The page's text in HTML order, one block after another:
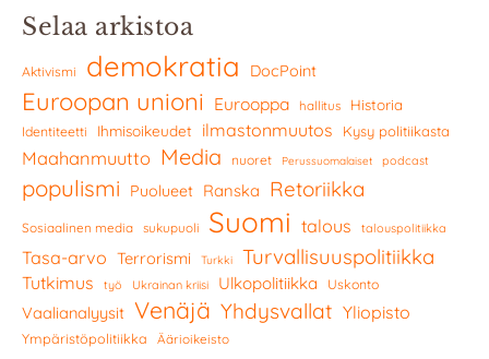
Selaa arkistoa
Aktivismi demokratia DocPoint
Euroopan unioni Eurooppa hallitus Historia
Identiteetti Ihmisoikeudet ilmastonmuutos Kysy politiikasta
Maahanmuutto Media nuoret Perussuomalaiset podcast
populismi Puolueet Ranska Retoriikka
Sosiaalinen media sukupuoli Suomi talous talouspolitiikka
Tasa-arvo Terrorismi Turkki Turvallisuuspolitiikka
Tutkimus työ Ukrainan kriisi Ulkopolitiikka Uskonto
Vaalianalyysit Venäjä Yhdysvallat Yliopisto
Ympäristöpolitiikka Äärioikeisto